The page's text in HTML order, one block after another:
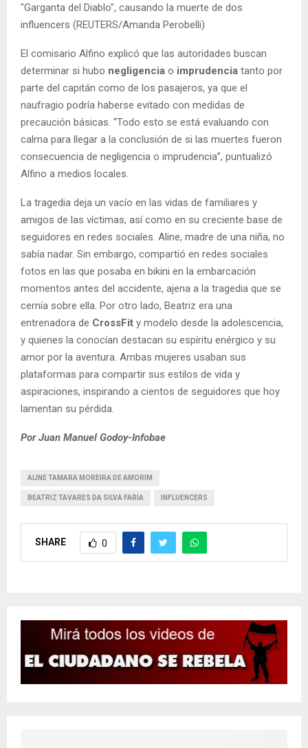
"Garganta del Diablo", causando la muerte de dos
influencers (REUTERS/Amanda Perobelli)
El comisario Alfino explicó que las autoridades buscan
determinar si hubo negligencia o imprudencia tanto por
parte del capitán como de los pasajeros, ya que el
naufragio podría haberse evitado con medidas de
precaución básicas. “Todo esto se está evaluando con
calma para llegar a la conclusión de si las muertes fueron
consecuencia de negligencia o imprudencia”, puntualizó
Alfino a medios locales.
La tragedia deja un vacío en las vidas de familiares y
amigos de las víctimas, así como en su creciente base de
seguidores en redes sociales. Aline, madre de una niña, no
sabía nadar. Sin embargo, compartió en redes sociales
fotos en las que posaba en bikini en la embarcación
momentos antes del accidente, ajena a la tragedia que se
cernía sobre ella. Por otro lado, Beatriz era una
entrenadora de CrossFit y modelo desde la adolescencia,
y quienes la conocían destacan su espíritu enérgico y su
amor por la aventura. Ambas mujeres usaban sus
plataformas para compartir sus estilos de vida y
aspiraciones, inspirando a cientos de seguidores que hoy
lamentan su pérdida.
Por Juan Manuel Godoy-Infobae
ALINE TAMARA MOREIRA DE AMORIM
BEATRIZ TAVARES DA SILVA FARIA INFLUENCERS
SHARE 0